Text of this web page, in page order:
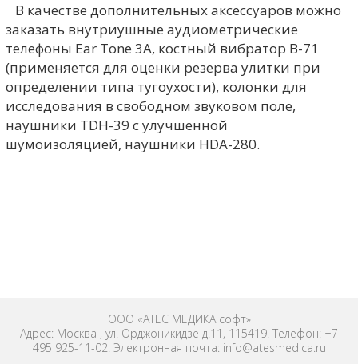
В качестве дополнительных аксессуаров можно
заказать внутриушные аудиометрические
телефоны Ear Tone 3A, костный вибратор В-71
(применяется для оценки резерва улитки при
определении типа тугоухости), колонки для
исследования в свободном звуковом поле,
наушники TDH-39 с улучшенной
шумоизоляцией, наушники HDA-280.
ООО «АТЕС МЕДИКА софт»
Адрес: Москва , ул. Орджоникидзе д.11, 115419. Телефон: +7
495 925-11-02. Электронная почта: info@atesmedica.ru